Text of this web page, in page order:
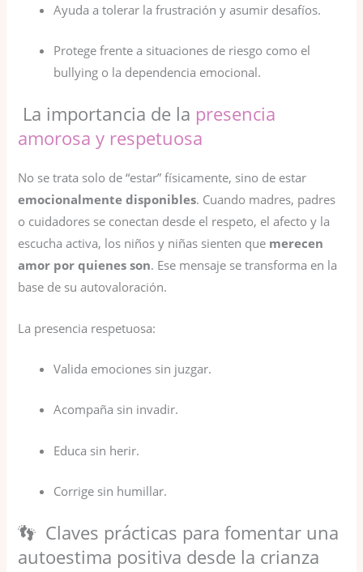
Ayuda a tolerar la frustración y asumir desafíos.
Protege frente a situaciones de riesgo como el
bullying o la dependencia emocional.
La importancia de la presencia
amorosa y respetuosa
No se trata solo de “estar” físicamente, sino de estar
emocionalmente disponibles. Cuando madres, padres
o cuidadores se conectan desde el respeto, el afecto y la
escucha activa, los niños y niñas sienten que merecen
amor por quienes son. Ese mensaje se transforma en la
base de su autovaloración.
La presencia respetuosa:
Valida emociones sin juzgar.
Acompaña sin invadir.
Educa sin herir.
Corrige sin humillar.
👣 Claves prácticas para fomentar una
autoestima positiva desde la crianza